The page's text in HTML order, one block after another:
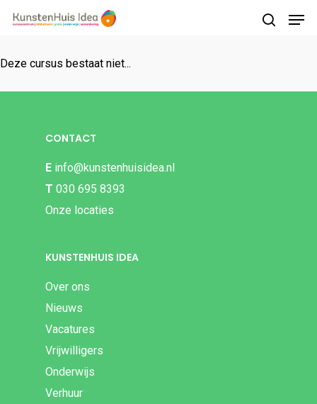
Deze cursus bestaat niet...
CONTACT
E info@kunstenhuisidea.nl
T 030 695 8393
Onze locaties
KUNSTENHUIS IDEA
Over ons
Nieuws
Vacatures
Vrijwilligers
Onderwijs
Verhuur